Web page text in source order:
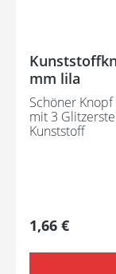
mm lila
Schöner
mit 3
Kunststoff
Regulärer
1,66 €